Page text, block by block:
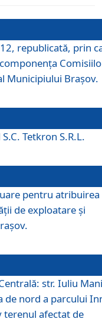
republicată, prin
Municipiului Braşov.
Tetkron S.R.L.
pentru atribuirea
de exploatare şi
str. Iuliu
de nord a parcului
terenul afectat de